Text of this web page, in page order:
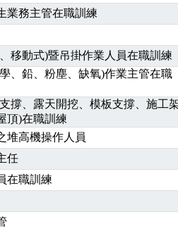
業務主管在職訓練
移動式)暨吊掛作業人員在職訓練
、鉛、粉塵、缺氧)作業主管在職
撐、露天開挖、模板支撐、施工
頂)在職訓練
堆高機操作人員
任
在職訓練